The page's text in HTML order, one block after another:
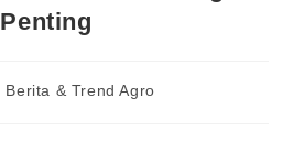
Penting
Berita & Trend Agro